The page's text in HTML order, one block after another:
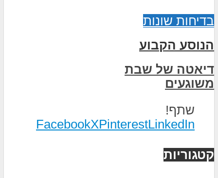
בדיחות שונות
הנוסע הקבוע
דיאטה של שבת
משוגעים
שתף!
FacebookXPinterestLinkedIn
קטגוריות